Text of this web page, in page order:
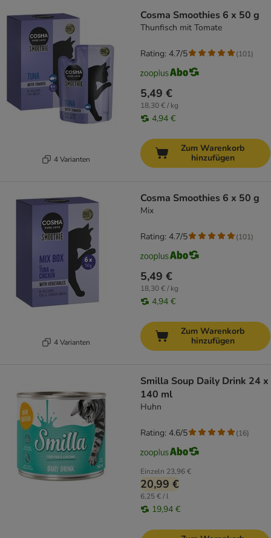
4 Varianten
Cosma Smoothies 6 x 50 g
Thunfisch mit Tomate
5,49 €
18,30 € / kg
4,94 €
Rating: 4.7/5 (101)
Zum Warenkorb
hinzufügen
4 Varianten
Cosma Smoothies 6 x 50 g
Mix
5,49 €
18,30 € / kg
4,94 €
Rating: 4.7/5 (101)
Zum Warenkorb
hinzufügen
Smilla Soup Daily Drink 24 x
140 ml
Huhn
Einzeln 23,96 €
20,99 €
6,25 € / l
19,94 €
Rating: 4.6/5 (16)